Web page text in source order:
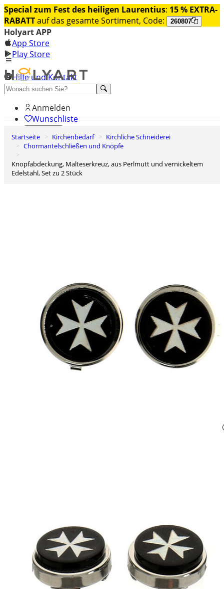
Special zum Fest des heiligen Laurentius: 15 % EXTRA-
RABATTauf das gesamte Sortiment, Code: 260807
Holyart APP
App Store
Play Store
Hilfe und Kontakt
Entdecken Sie Premium
Anmelden
Wunschliste
0
Warenkorb
Startseite Kirchenbedarf
Kirchliche Schneiderei
Chormantelschließen und Knöpfe
Knopfabdeckung, Malteserkreuz, aus Perlmutt und vernickeltem
Edelstahl, Set zu 2 Stück